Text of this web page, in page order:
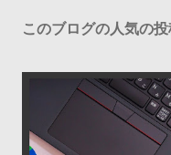
このブログの人気の